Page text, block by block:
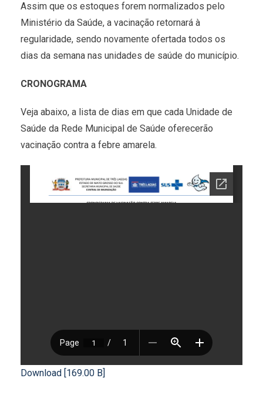
Assim que os estoques forem normalizados pelo
Ministério da Saúde, a vacinação retornará à
regularidade, sendo novamente ofertada todos os
dias da semana nas unidades de saúde do município.
CRONOGRAMA
Veja abaixo, a lista de dias em que cada Unidade de
Saúde da Rede Municipal de Saúde oferecerão
vacinação contra a febre amarela.
Download [169.00 B]